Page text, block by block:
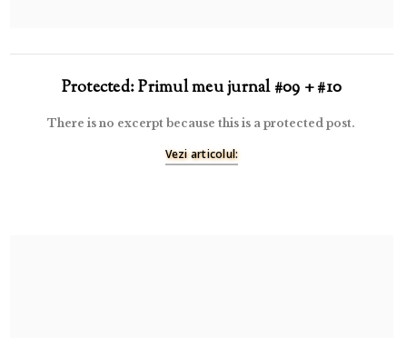
Protected: Primul meu jurnal #09 + #10
There is no excerpt because this is a protected post.
Vezi articolul: